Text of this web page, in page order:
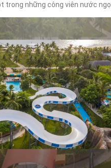
trong những công viên nước